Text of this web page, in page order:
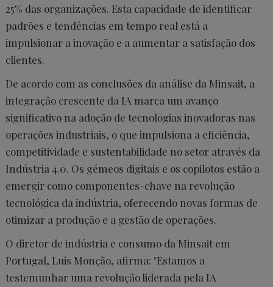
25% das organizações. Esta capacidade de identificar
padrões e tendências em tempo real está a
impulsionar a inovação e a aumentar a satisfação dos
clientes.
De acordo com as conclusões da análise da Minsait, a
integração crescente da IA marca um avanço
significativo na adoção de tecnologias inovadoras nas
operações industriais, o que impulsiona a eficiência,
competitividade e sustentabilidade no setor através da
Indústria 4.0. Os gémeos digitais e os copilotos estão a
emergir como componentes-chave na revolução
tecnológica da indústria, oferecendo novas formas de
otimizar a produção e a gestão de operações.
O diretor de indústria e consumo da Minsait em
Portugal, Luis Monção, afirma: "Estamos a
testemunhar uma revolução liderada pela IA